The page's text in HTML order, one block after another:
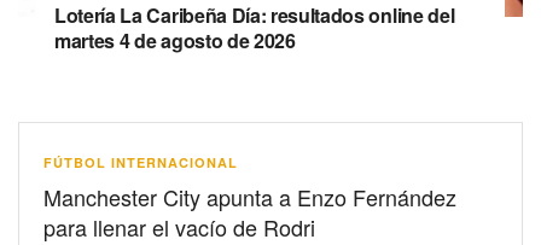
Lotería La Caribeña Día: resultados online del
martes 4 de agosto de 2026
FÚTBOL INTERNACIONAL
Manchester City apunta a Enzo Fernández
para llenar el vacío de Rodri